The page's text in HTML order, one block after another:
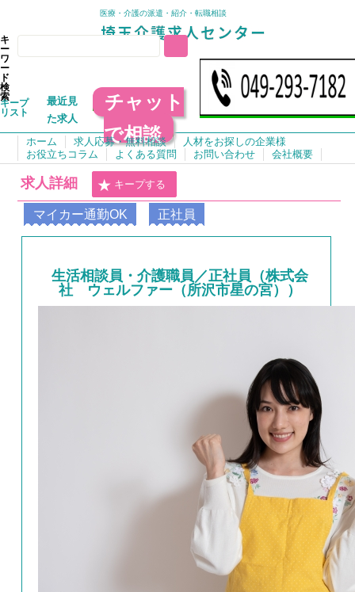
医療・介護の派遣・紹介・転職相談
キ
ー
ワ
ー
ド
検
索
キープ
リスト
最近見
た求人
チャット
で相談
ホーム 求人応募・無料相談
人材をお探しの企業様
お役立ちコラム
よくある質問 お問い合わせ 会社概要
求人詳細 キープする
マイカー通勤OK 正社員
生活相談員・介護職員／正社員（株式会
社 ウェルファー（所沢市星の宮））